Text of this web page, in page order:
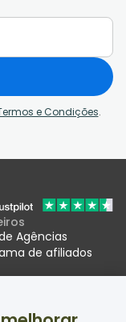
e Condições.
Agências
de afiliados